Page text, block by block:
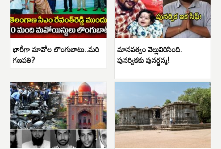
భారీగా మావోల లొంగుబాటు..మరి
గణపతి?
మానవత్వం వెల్లువిరిసింది.
పునర్వికకు పునర్జన్మ!